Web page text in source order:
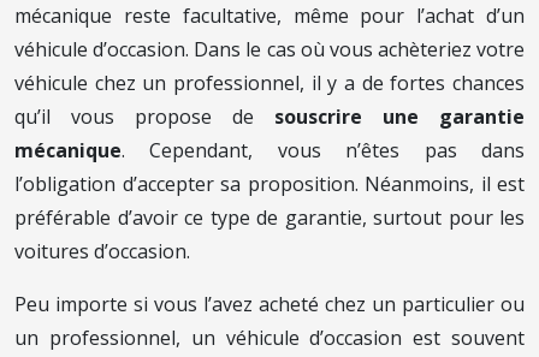
mécanique reste facultative, même pour l’achat d’un
véhicule d’occasion. Dans le cas où vous achèteriez votre
véhicule chez un professionnel, il y a de fortes chances
qu’il vous propose de souscrire une garantie
mécanique. Cependant, vous n’êtes pas dans
l’obligation d’accepter sa proposition. Néanmoins, il est
préférable d’avoir ce type de garantie, surtout pour les
voitures d’occasion.
Peu importe si vous l’avez acheté chez un particulier ou
un professionnel, un véhicule d’occasion est souvent